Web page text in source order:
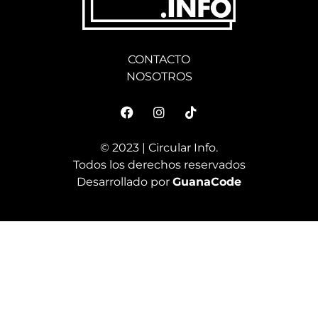
CONTACTO
NOSOTROS
© 2023 | Circular Info.
Todos los derechos reservados
Desarrollado por GuanaCode